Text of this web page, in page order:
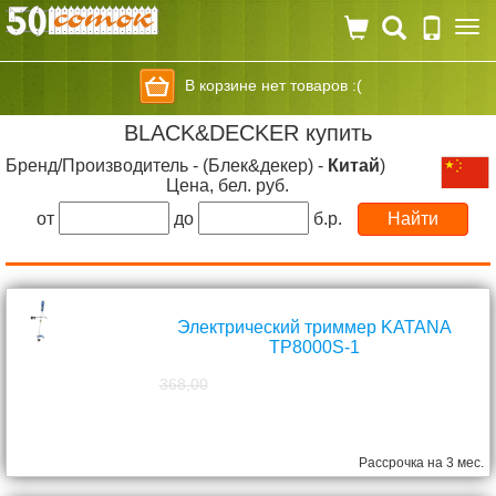
В корзине нет товаров :(
BLACK&DECKER купить
Бренд/Производитель - (Блек&декер) - Китай)
Цена, бел. руб.
от
до б.р.
Электрический триммер KATANA
TP8000S-1
368,00
Рассрочка на 3 мес.